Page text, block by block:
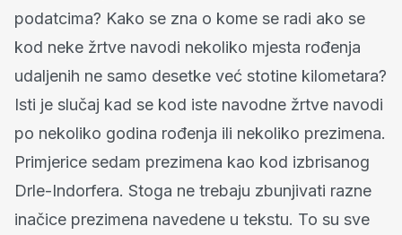
podatcima? Kako se zna o kome se radi ako se
kod neke žrtve navodi nekoliko mjesta rođenja
udaljenih ne samo desetke već stotine kilometara?
Isti je slučaj kad se kod iste navodne žrtve navodi
po nekoliko godina rođenja ili nekoliko prezimena.
Primjerice sedam prezimena kao kod izbrisanog
Drle-Indorfera. Stoga ne trebaju zbunjivati razne
inačice prezimena navedene u tekstu. To su sve